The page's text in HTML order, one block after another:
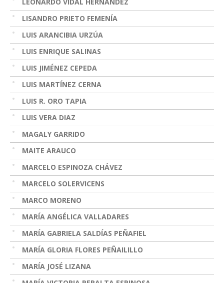
LISANDRO PRIETO FEMENÍA
LUIS ARANCIBIA URZÚA
LUIS ENRIQUE SALINAS
LUIS JIMÉNEZ CEPEDA
LUIS MARTÍNEZ CERNA
LUIS R. ORO TAPIA
LUIS VERA DIAZ
MAGALY GARRIDO
MAITE ARAUCO
MARCELO ESPINOZA CHÁVEZ
MARCELO SOLERVICENS
MARCO MORENO
MARÍA ANGÉLICA VALLADARES
MARÍA GABRIELA SALDÍAS PEÑAFIEL
MARÍA GLORIA FLORES PEÑAILILLO
MARÍA JOSÉ LIZANA